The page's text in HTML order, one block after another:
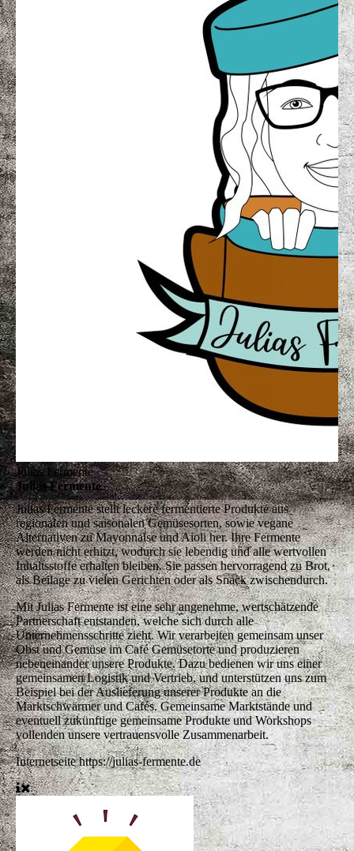
Julias Fermente
Julias Fermente
Julias Fermente stellt leckere fermentierte Produkte aus
regionalen und saisonalen Gemüsesorten, sowie vegane
Alternativen zu Mayonnaise und Aioli her. Ihre Fermente
werden nicht erhitzt, wodurch sie lebendig und alle wertvollen
Inhaltsstoffe erhalten bleiben. Sie passen hervorragend zu Brot,
als Beilage zu vielen Gerichten oder als Snack zwischendurch.
Mit Julias Fermente ist eine sehr angenehme, wertschätzende
Partnerschaft entstanden, welche sich durch alle
Unternehmensschritte zieht. Wir verarbeiten gemeinsam unser
Obst und Gemüse im Café Gemüsetorte und produzieren
nebeneinander unsere Produkte. Dazu bedienen wir uns einer
gemeinsamen Logistik und Vertrieb, und unterstützen uns zum
Beispiel bei der Auslieferung unserer Produkte an die
Marktschwärmer und Cafés. Gemeinsame Marktstände und
eventuell zukünftige gemeinsame Produkte und Workshops
vollenden unsere vertrauensvolle Zusammenarbeit.
Internetseitehttps://julias-fermente.de